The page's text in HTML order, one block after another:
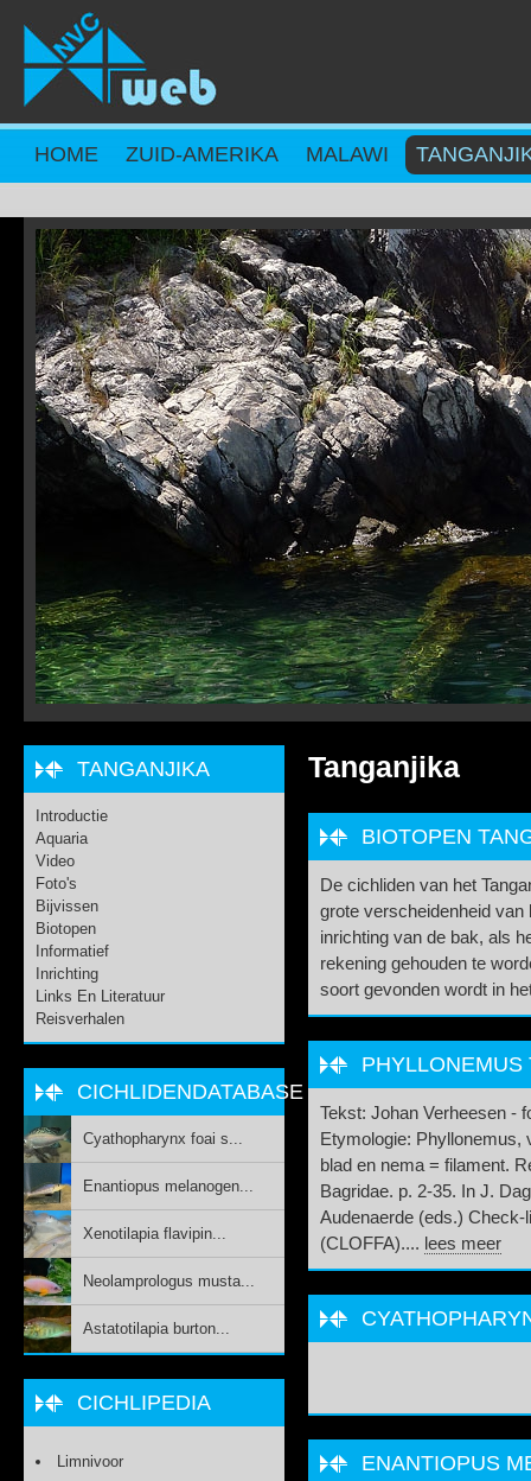
Overslaan en naar de inhoud gaan
HOME ZUID-AMERIKA MALAWI
Tanganjika
BIOTOPEN
De cichliden van het
grote verscheidenheid van
inrichting van de bak, als
rekening gehouden te
soort gevonden wordt in
Tekst: Johan Verheesen -
Etymologie: Phyllonemus,
blad en nema = filament.
Bagridae. p. 2-35. In J.
Audenaerde (eds.)
(CLOFFA).... lees meer
ENANTIOPUS
TANGANJIKA
Introductie
Aquaria
Video
Foto's
Bijvissen
Biotopen
Informatief
Inrichting
Links En Literatuur
Reisverhalen
CICHLIDENDATABASE
Cyathopharynx foai s...
Enantiopus melanogen...
Xenotilapia flavipin...
Neolamprologus musta...
Astatotilapia burton...
CICHLIPEDIA
Limnivoor